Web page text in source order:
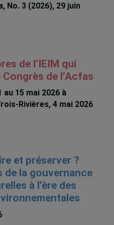
No. 3 (2026), 29 juin
de l’IEIM qui
de l’Acfas
au 15 mai 2026 à
Rivières, 4 mai 2026
et préserver ?
de la gouvernance
à l’ère des